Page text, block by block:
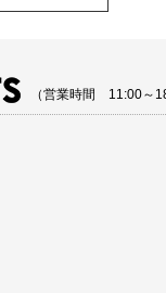
（営業時間 11:00～